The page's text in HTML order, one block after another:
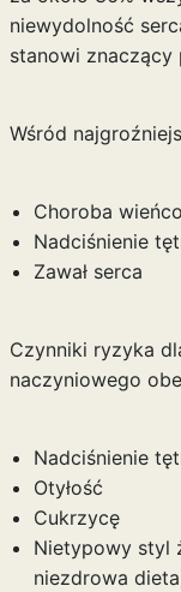
niewydolność
stanowi
Wśród
Choroba
Nadciśnienie
Zawał serca
Czynniki ryzyka
naczyniowego
Nadciśnienie
Otyłość
Cukrzycę
Nietypowy styl
niezdrowa